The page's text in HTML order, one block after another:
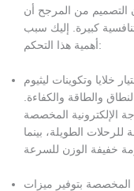
التصميم من المرجح أن
كبيرة. إليك سبب
أهمية هذا التحكم:
خلايا وتكوينات ليثيوم
والطاقة والكفاءة.
الإلكترونية المخصصة
للرحلات الطويلة، بينما
المخصصة بتوفير ميزات